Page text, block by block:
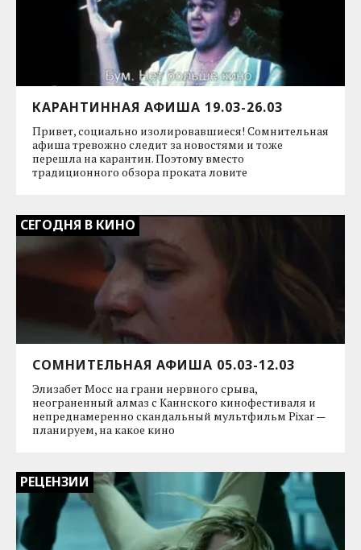
КАРАНТИННАЯ АФИША 19.03-26.03
Привет, социально изолировавшиеся! Сомнительная
афиша тревожно следит за новостями и тоже
перешла на карантин. Поэтому вместо
традиционного обзора проката ловите
СЕГОДНЯ В КИНО
СОМНИТЕЛЬНАЯ АФИША 05.03-12.03
Элизабет Мосс на грани нервного срыва,
неограненный алмаз с Каннского кинофестиваля и
непреднамеренно скандальный мультфильм Pixar —
планируем, на какое кино
РЕЦЕНЗИИ